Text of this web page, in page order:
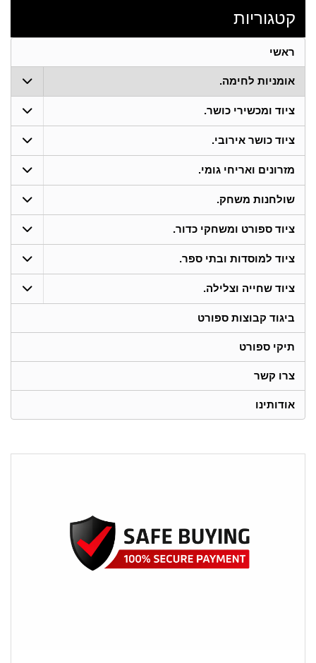
קטגוריות
ראשי
אומניות לחימה.
ציוד ומכשירי כושר.
ציוד כושר אירובי.
מזרונים ואריחי גומי.
שולחנות משחק.
ציוד ספורט ומשחקי כדור.
ציוד למוסדות ובתי ספר.
ציוד שחייה וצלילה.
ביגוד קבוצות ספורט
תיקי ספורט
צרו קשר
אודותינו